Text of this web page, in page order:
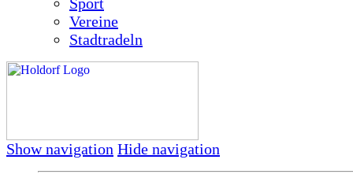
Vereine
Stadtradeln
Show navigation Hide navigation